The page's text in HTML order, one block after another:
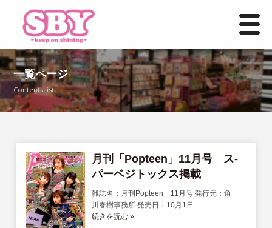
HOME
お知らせ一覧
店舗情報
よくあるご質問
募集要項
一覧ページ
Contents list
月刊「Popteen」11月号 ス-
パーベジトックス掲載
雑誌名：月刊Popteen 11月号 発行元：角
川春樹事務所 発売日：10月1日 ...
続きを読む »